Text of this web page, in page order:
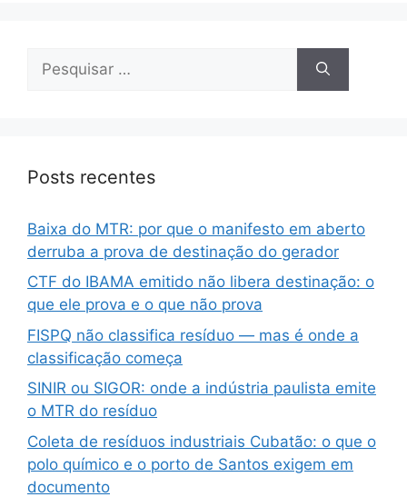
Posts recentes
Baixa do MTR: por que o manifesto em aberto
derruba a prova de destinação do gerador
CTF do IBAMA emitido não libera destinação: o
que ele prova e o que não prova
FISPQ não classifica resíduo — mas é onde a
classificação começa
SINIR ou SIGOR: onde a indústria paulista emite
o MTR do resíduo
Coleta de resíduos industriais Cubatão: o que o
polo químico e o porto de Santos exigem em
documento